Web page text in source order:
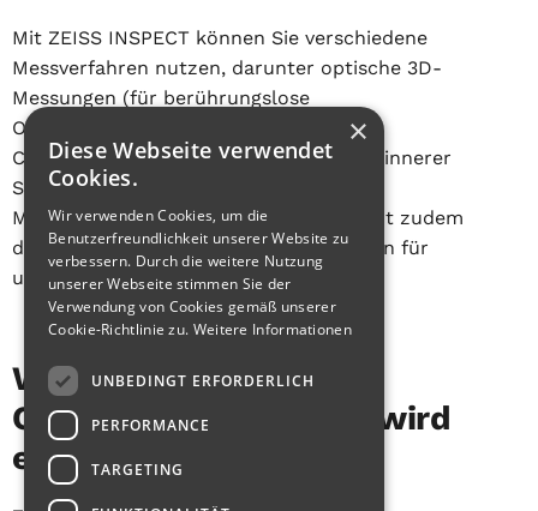
Mit ZEISS INSPECT können Sie verschiedene
Messverfahren nutzen, darunter optische 3D-
Messungen (für berührungslose
Oberflächenerfassung), Röntgen- bzw.
Computertomographie (für die Analyse innerer
Strukturen) und weitere spezialisierte
Messverfahren. Die Plattform ermöglicht zudem
die Korrelation verschiedener Messdaten für
umfassende Analysen.
Was ist ZEISS
CORRELATEund wofür wird
es verwendet?
×
Diese Webseite verwendet
Cookies.
Wir verwenden Cookies, um die
Benutzerfreundlichkeit unserer Website zu
verbessern. Durch die weitere Nutzung
unserer Webseite stimmen Sie der
Verwendung von Cookies gemäß unserer
Cookie-Richtlinie zu. Weitere Informationen
UNBEDINGT ERFORDERLICH
PERFORMANCE
TARGETING